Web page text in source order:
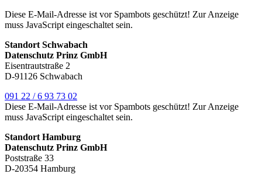
Diese E-Mail-Adresse ist vor Spambots geschützt! Zur Anzeige
muss JavaScript eingeschaltet sein.
Standort Schwabach
Datenschutz Prinz GmbH
Eisentrautstraße 2
D-91126 Schwabach
091 22 / 6 93 73 02
Diese E-Mail-Adresse ist vor Spambots geschützt! Zur Anzeige
muss JavaScript eingeschaltet sein.
Standort Hamburg
Datenschutz Prinz GmbH
Poststraße 33
D-20354 Hamburg